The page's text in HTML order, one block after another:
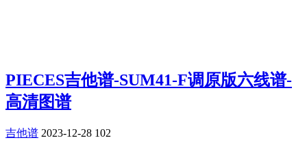
PIECES吉他谱-SUM41-F调原版六线谱-
高清图谱
吉他谱 2023-12-28 102